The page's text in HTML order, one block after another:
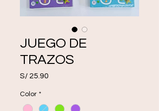
JUEGO DE
TRAZOS
S/ 25.90
Color *